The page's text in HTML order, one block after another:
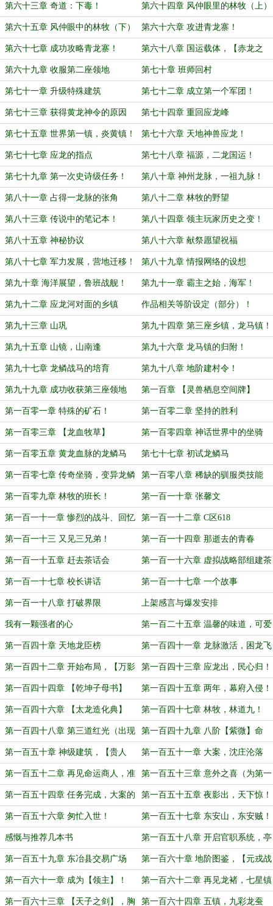
脉！
第六十三章 奇道：下毒！ 第六十四章 风仲眼里的林牧（上）
第六十五章 风仲眼中的林牧（下） 第六十六章 攻进青龙寨！
第六十七章 成功攻略青龙寨！ 第六十八章 国运载体，【赤龙之
章】！
第六十九章 收服第二座领地 第七十章 班师回村
第七十一章 升级特殊建筑 第七十二章 成立第一个军团！
第七十三章 获得黄龙神令的原因 第七十四章 重回应龙峰
第七十五章 世界第一镇，炎黄镇！ 第七十六章 天地神兽应龙！
第七十七章 应龙的指点 第七十八章 福源，二龙国运！
第七十九章 第一次史诗级任务！ 第八十章 神州龙脉，一祖九脉！
第八十一章 占得一龙脉的张角 第八十二章 林牧的野望
第八十三章 传说中的笔记本！ 第八十四章 领主玩家历史之变！
第八十五章 神秘协议 第八十六章 献祭愿望祝福
第八十七章 军力发展，营地迁移！ 第八十九章 情报网络的设想
第九十章 海洋展望，鲁班战舰！ 第九十一章 霸主之始，海军！
第九十二章 应龙河对面的乡镇 作品相关等阶设定（部分）！
第九十三章 山巩 第九十四章 第三座乡镇，龙马镇！
第九十五章 山镜，山南逢 第九十六章 龙马镇的归附！
第九十七章 龙鳞战马的培育 第九十八章 地阶建村令！
第九十九章 成功收获第三座领地 第一百章 【灵兽栖息空间牌】
第一百零一章 特殊的矿石！ 第一百零二章 坚持的胜利
第一百零三章 【龙血牧草】 第一百零四章 神话世界中的坐骑
第一百零五章 黄龙血脉的龙鳞马 第七十七章 初试龙鳞马
第一百零七章 传奇坐骑，变异龙鳞
马！
第一百零八章 稀缺的驯服类技能
第一百零九章 林牧的班长！ 第一百一十章 张馨文
第一百一十一章 惨烈的战斗、回忆 第一百一十二章 C区618
第一百一十三 又见三兄弟！ 第一百一十四章 那逝去的青春
第一百一十五章 赶去茶话会 第一百一十六章 虚拟战略部组建茶
话会
第一百一十七章 校长讲话 第一百一十七章 一个故事
第一百一十八章 打破界限 上架感言与爆发安排
我有一颗强者的心 第一百二十五章 温馨的味道，可爱
的筱岚
第一百四十章 天地龙臣榜 第一百四十一章 龙脉激活，困龙飞
天！
第一百四十二章 开始布局，【万影
功碑】
第一百四十三章 应龙出，民心归！
第一百四十四章 【乾坤子母书】 第一百四十五章 两年，幕府入侵！
第一百四十六章 【太龙造化典】
（求订阅）
第一百四十七章 林牧，林道九！
（求订阅）
第一百四十八章 第三道红光（出现
第一位堂主，撒花~）
第一百四十九章 八阶【紫微】命
格！
第一百五十章 神级建筑，【贵人
馆】
第一百五十一章 大案，沈庄沦落
（为第一位堂主加更！）
第一百五十二章 再见命运商人，准
备铸造神兵
第一百五十三章 意外之喜（为第一
护法加更！）
第一百五十四章 任务完成，大案的
影响（求订阅）
第一百五十五章 夜影出，天下惊！
第一百五十六章 匆忙入世！ 第一百五十七章 东安山，东安贼！
感慨与推荐几本书 第一百五十八章 开启官职系统，亭
长！（为护法纯白丶燚加更！）
第一百五十九章 东冶县交易广场 第一百六十章 地阶图鉴，【元戎战
弩】！
第一百六十一章 成为【领主】！ 第一百六十二章 再见龙褚，七星镇
魂佩（求订阅！）
第一百六十三章 【天子之剑】，胸 第一百六十四章 五镇，九彩龙蚕